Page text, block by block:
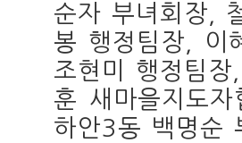
순자 부녀회장,
봉 행정팀장, 이
조현미 행정팀
훈 새마을지도
하안3동 백명순